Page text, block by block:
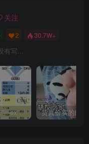
关注
2 30.7W+
有写...
“我从河北省来”—exe河北彩花（中高刺激）评测 | ¥200-400区间 – 4星推荐